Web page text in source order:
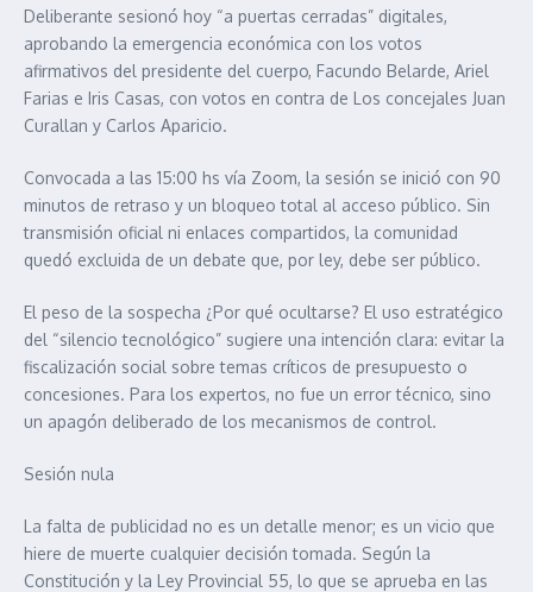
Deliberante sesionó hoy “a puertas cerradas” digitales,
aprobando la emergencia económica con los votos
afirmativos del presidente del cuerpo, Facundo Belarde, Ariel
Farias e Iris Casas, con votos en contra de Los concejales Juan
Curallan y Carlos Aparicio.
Convocada a las 15:00 hs vía Zoom, la sesión se inició con 90
minutos de retraso y un bloqueo total al acceso público. Sin
transmisión oficial ni enlaces compartidos, la comunidad
quedó excluida de un debate que, por ley, debe ser público.
El peso de la sospecha ¿Por qué ocultarse? El uso estratégico
del “silencio tecnológico” sugiere una intención clara: evitar la
fiscalización social sobre temas críticos de presupuesto o
concesiones. Para los expertos, no fue un error técnico, sino
un apagón deliberado de los mecanismos de control.
Sesión nula
La falta de publicidad no es un detalle menor; es un vicio que
hiere de muerte cualquier decisión tomada. Según la
Constitución y la Ley Provincial 55, lo que se aprueba en las